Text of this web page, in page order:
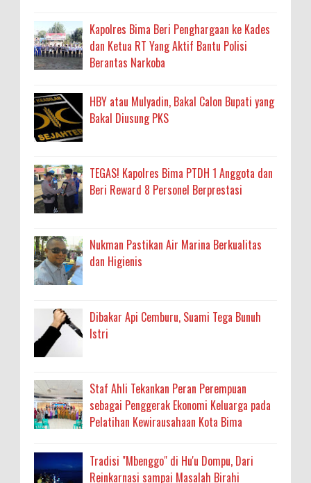
Kapolres Bima Beri Penghargaan ke Kades
dan Ketua RT Yang Aktif Bantu Polisi
Berantas Narkoba
HBY atau Mulyadin, Bakal Calon Bupati yang
Bakal Diusung PKS
TEGAS! Kapolres Bima PTDH 1 Anggota dan
Beri Reward 8 Personel Berprestasi
Nukman Pastikan Air Marina Berkualitas
dan Higienis
Dibakar Api Cemburu, Suami Tega Bunuh
Istri
Staf Ahli Tekankan Peran Perempuan
sebagai Penggerak Ekonomi Keluarga pada
Pelatihan Kewirausahaan Kota Bima
Tradisi "Mbenggo" di Hu'u Dompu, Dari
Reinkarnasi sampai Masalah Birahi